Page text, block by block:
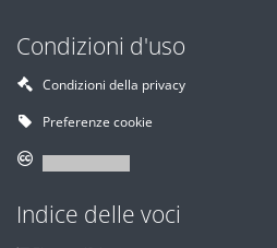
Condizioni d'uso
Condizioni della privacy
Preferenze cookie
Indice delle voci